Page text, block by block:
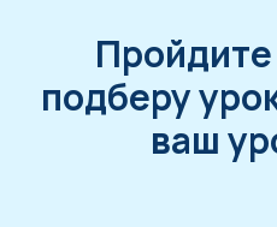
подберу
ваш